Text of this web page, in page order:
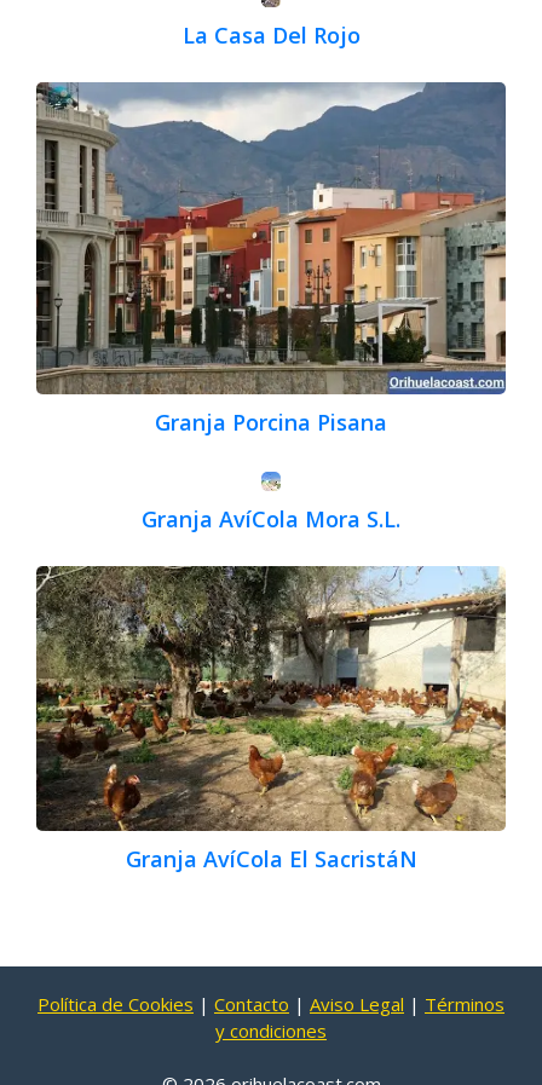
La Casa Del Rojo
Granja Porcina Pisana
Granja AvíCola Mora S.L.
Granja AvíCola El SacristáN
Política de Cookies | Contacto | Aviso Legal | Términos
y condiciones